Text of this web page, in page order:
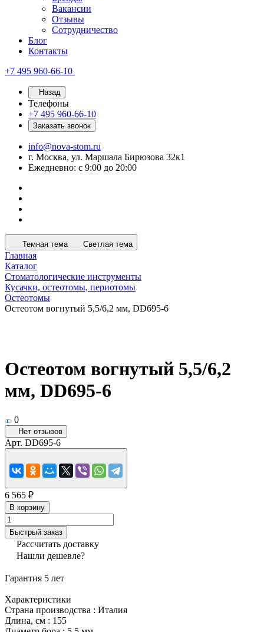
Вакансии
Отзывы
Сотрудничество
Блог
Контакты
+7 495 960-66-10
Назад
Телефоны
+7 495 960-66-10
Заказать звонок
info@nova-stom.ru
г. Москва, ул. Маршала Бирюзова 32к1
Ежедневно: с 9:00 до 20:00
Темная тема Светлая тема
Главная
Каталог
Стоматологические инструменты
Кусачки, остеотомы, периотомы
Остеотомы
Остеотом вогнутый 5,5/6,2 мм, DD695-6
Остеотом вогнутый 5,5/6,2
мм, DD695-6
0
Нет отзывов
Арт. DD695-6
6 565 ₽
В корзину
Быстрый заказ
Рассчитать доставку
Нашли дешевле?
Гарантия 5 лет
Характеристики
Страна производства : Италия
Длина, см : 155